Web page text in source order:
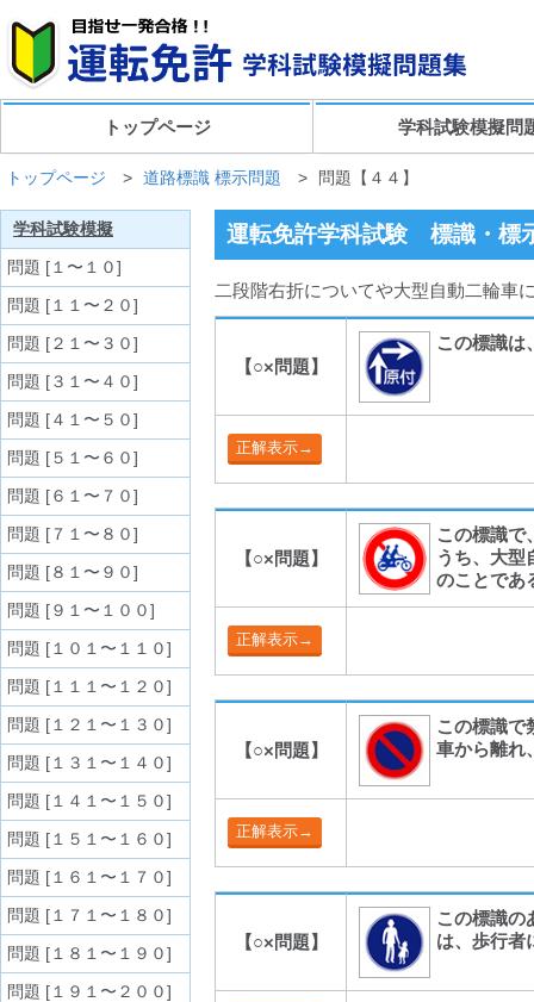
トップページ 学科試験模擬問
トップページ > 道路標識 標示問題 > 問題【４４】
運転免許学科試験 標識・標
二段階右折についてや大型自動二輪車
【○×問題】
この標識は
【○×問題】
この標識で
うち、大型
のことであ
【○×問題】
この標識で
車から離れ
【○×問題】
この標識の
は、歩行者
学科試験模擬
問題 [１〜１０]
問題 [１１〜２０]
問題 [２１〜３０]
問題 [３１〜４０]
問題 [４１〜５０]
問題 [５１〜６０]
問題 [６１〜７０]
問題 [７１〜８０]
問題 [８１〜９０]
問題 [９１〜１００]
問題 [１０１〜１１０]
問題 [１１１〜１２０]
問題 [１２１〜１３０]
問題 [１３１〜１４０]
問題 [１４１〜１５０]
問題 [１５１〜１６０]
問題 [１６１〜１７０]
問題 [１７１〜１８０]
問題 [１８１〜１９０]
問題 [１９１〜２００]